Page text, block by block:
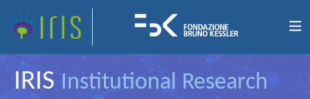
IRIS Institutional Research